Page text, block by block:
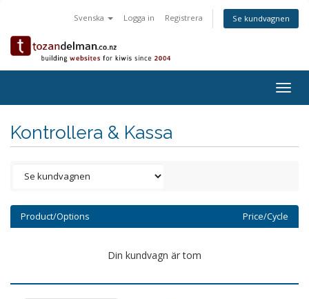
Svenska Logga in Registrera Se kundvagnen
Kontrollera & Kassa
Product/Options Price/Cycle
Din kundvagn är tom